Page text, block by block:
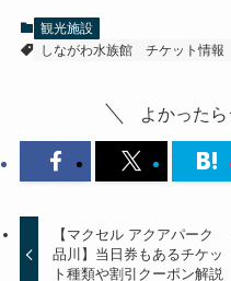
観光施設
しながわ水族館
チケット情報
よかったら
【マクセル アクアパーク
品川】当日券もあるチケッ
ト種類や割引クーポン解説